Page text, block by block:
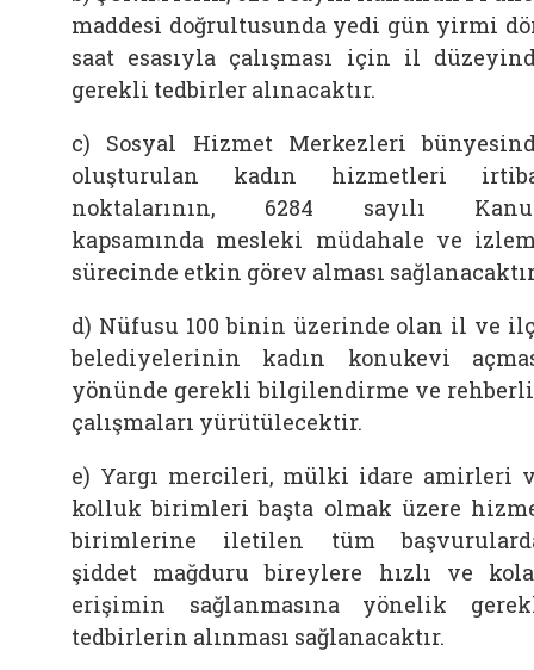
maddesi doğrultusunda yedi gün yirmi
saat esasıyla çalışması için il
gerekli tedbirler alınacaktır.
c) Sosyal Hizmet Merkezleri
oluşturulan kadın hizmetleri
noktalarının, 6284 sayılı
kapsamında mesleki müdahale ve
sürecinde etkin görev alması
d) Nüfusu 100 binin üzerinde olan il ve
belediyelerinin kadın konukevi
yönünde gerekli bilgilendirme ve
çalışmaları yürütülecektir.
e) Yargı mercileri, mülki idare amirleri
kolluk birimleri başta olmak üzere
birimlerine iletilen tüm
şiddet mağduru bireylere hızlı ve
erişimin sağlanmasına yönelik
tedbirlerin alınması sağlanacaktır.